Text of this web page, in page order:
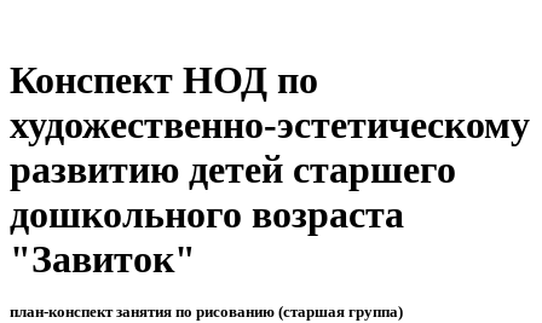
Конспект НОД по
художественно-эстетическому
развитию детей старшего
дошкольного возраста
"Завиток"
план-конспект занятия по рисованию (старшая группа)